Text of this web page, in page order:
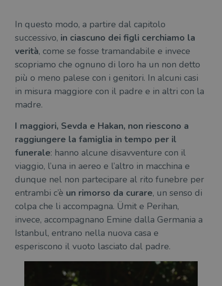
In questo modo, a partire dal capitolo
successivo, in ciascuno dei figli cerchiamo la
verità, come se fosse tramandabile e invece
scopriamo che ognuno di loro ha un non detto
più o meno palese con i genitori. In alcuni casi
in misura maggiore con il padre e in altri con la
madre.
I maggiori, Sevda e Hakan, non riescono a
raggiungere la famiglia in tempo per il
funerale: hanno alcune disavventure con il
viaggio, l’una in aereo e l’altro in macchina e
dunque nel non partecipare al rito funebre per
entrambi c’è un rimorso da curare, un senso di
colpa che li accompagna. Ümit e Perihan,
invece, accompagnano Emine dalla Germania a
Istanbul, entrano nella nuova casa e
esperiscono il vuoto lasciato dal padre.